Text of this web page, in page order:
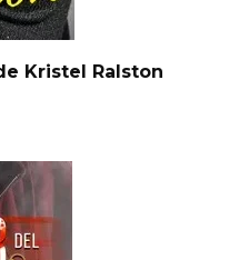
Kristel Ralston